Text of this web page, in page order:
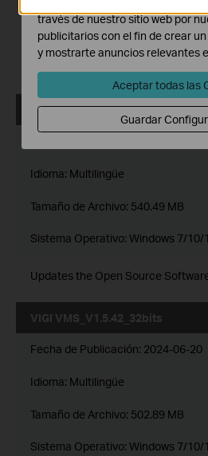
New features and enhancements:
1. Added support for the multi-
VMS PC Client.
VIGI VMS_V1.5.42_64bits
Idioma: Multilingüe
Tamaño de Archivo: 540.49 MB
Sistema Operativo: Windows 7/
Updates the Open Source
VIGI VMS_V1.5.42_32bits
Fecha de Publicación: 2024-06-20
Idioma: Multilingüe
Tamaño de Archivo: 502.89 MB
Sistema Operativo: Windows 7/
través de nuestro sitio web por
publicitarios con el fin de crear
y mostrarte anuncios relevantes
Aceptar todas las
Guardar